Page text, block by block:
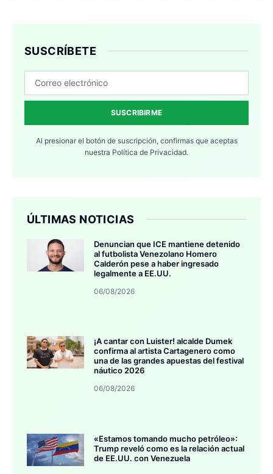
SUSCRÍBETE
SUSCRIBIRME
Al presionar el botón de suscripción, confirmas que aceptas
nuestra Política de Privacidad.
ÚLTIMAS NOTICIAS
Denuncian que ICE mantiene detenido
al futbolista Venezolano Homero
Calderón pese a haber ingresado
legalmente a EE.UU.
06/08/2026
¡A cantar con Luister! alcalde Dumek
confirma al artista Cartagenero como
una de las grandes apuestas del festival
náutico 2026
06/08/2026
«Estamos tomando mucho petróleo»:
Trump reveló como es la relación actual
de EE.UU. con Venezuela